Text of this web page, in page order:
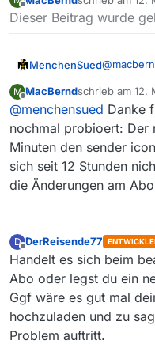
Offline zuletzt editiert
Dieser Beitrag wurde
MenchenSued@
Programm
Nach dem
werden
und das
dauern.
Stunde
dabei die
der
M MacBerndschrieb am 12.
zuletzt editiert
@menchensued Danke
nochmal probioert: Der
Minuten den sender
sich seit 12 Stunden
die Änderungen am
D
Offline
DerReisende77
Handelt es sich beim
Abo oder legst du ein
Ggf wäre es gut mal
hochzuladen und zu
Problem auftritt.